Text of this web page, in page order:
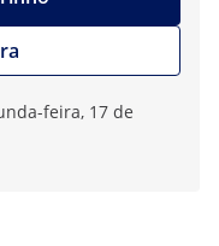
feira, 17 de